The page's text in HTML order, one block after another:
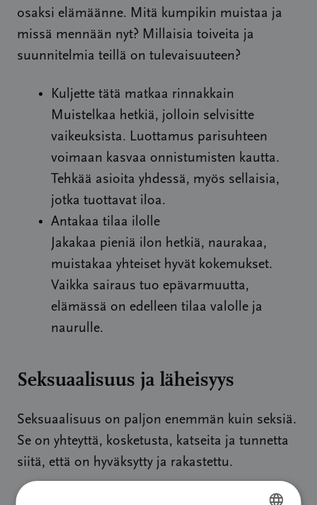
osaksi elämäänne. Mitä kumpikin muistaa ja
missä mennään nyt? Millaisia toiveita ja
suunnitelmia teillä on tulevaisuuteen?
Kuljette tätä matkaa rinnakkain
Muistelkaa hetkiä, jolloin selvisitte
vaikeuksista. Luottamus parisuhteen
voimaan kasvaa onnistumisten kautta.
Tehkää asioita yhdessä, myös sellaisia,
jotka tuottavat iloa.
Antakaa tilaa ilolle
Jakakaa pieniä ilon hetkiä, naurakaa,
muistakaa yhteiset hyvät kokemukset.
Vaikka sairaus tuo epävarmuutta,
elämässä on edelleen tilaa valolle ja
naurulle.
Seksuaalisuus ja läheisyys
Seksuaalisuus on paljon enemmän kuin seksiä.
Se on yhteyttä, kosketusta, katseita ja tunnetta
siitä, että on hyväksytty ja rakastettu.